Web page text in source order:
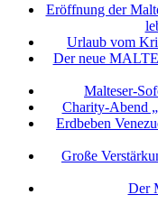
Eröffnung der
Urlaub vom
Der neue
Malteser-
Charity-Abend
Erdbeben
Große
Der